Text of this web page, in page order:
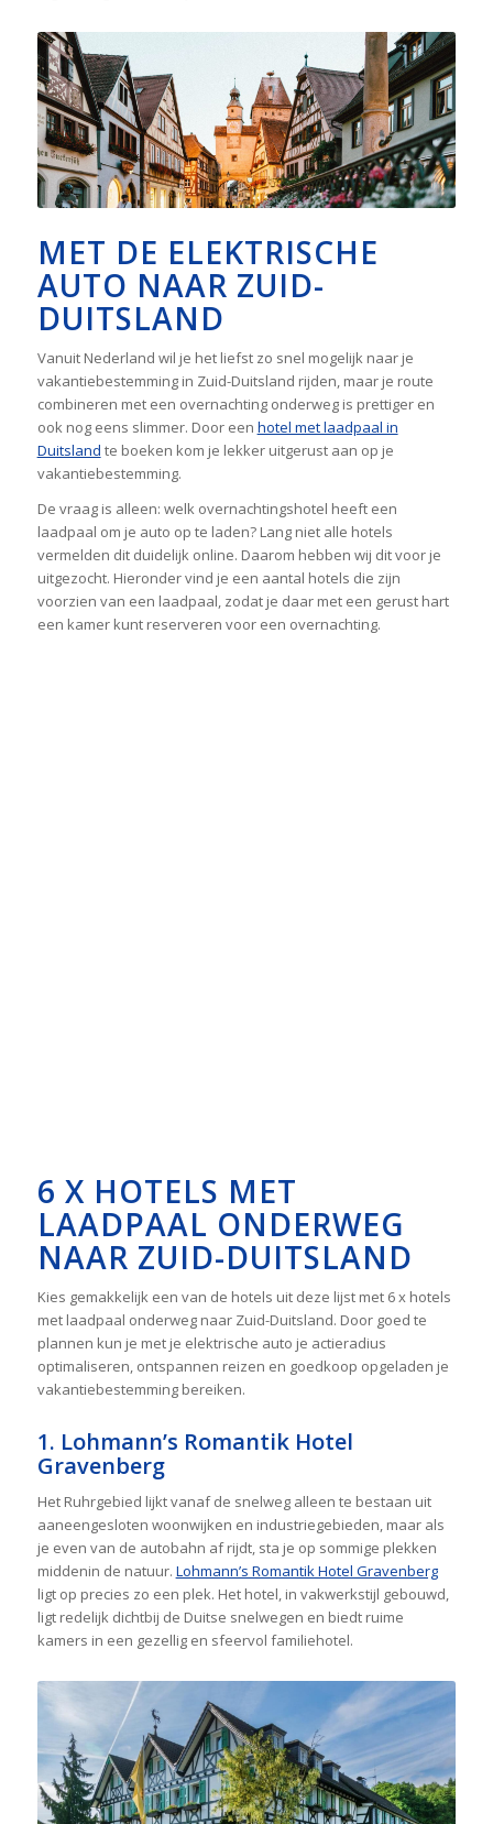
MET DE ELEKTRISCHE
AUTO NAAR ZUID-
DUITSLAND
Vanuit Nederland wil je het liefst zo snel mogelijk naar je
vakantiebestemming in Zuid-Duitsland rijden, maar je route
combineren met een overnachting onderweg is prettiger en
ook nog eens slimmer. Door een hotel met laadpaal in
Duitsland te boeken kom je lekker uitgerust aan op je
vakantiebestemming.
De vraag is alleen: welk overnachtingshotel heeft een
laadpaal om je auto op te laden? Lang niet alle hotels
vermelden dit duidelijk online. Daarom hebben wij dit voor je
uitgezocht. Hieronder vind je een aantal hotels die zijn
voorzien van een laadpaal, zodat je daar met een gerust hart
een kamer kunt reserveren voor een overnachting.
6 X HOTELS MET
LAADPAAL ONDERWEG
NAAR ZUID-DUITSLAND
Kies gemakkelijk een van de hotels uit deze lijst met 6 x hotels
met laadpaal onderweg naar Zuid-Duitsland. Door goed te
plannen kun je met je elektrische auto je actieradius
optimaliseren, ontspannen reizen en goedkoop opgeladen je
vakantiebestemming bereiken.
1. Lohmann’s Romantik Hotel
Gravenberg
Het Ruhrgebied lijkt vanaf de snelweg alleen te bestaan uit
aaneengesloten woonwijken en industriegebieden, maar als
je even van de autobahn af rijdt, sta je op sommige plekken
middenin de natuur. Lohmann’s Romantik Hotel Gravenberg
ligt op precies zo een plek. Het hotel, in vakwerkstijl gebouwd,
ligt redelijk dichtbij de Duitse snelwegen en biedt ruime
kamers in een gezellig en sfeervol familiehotel.